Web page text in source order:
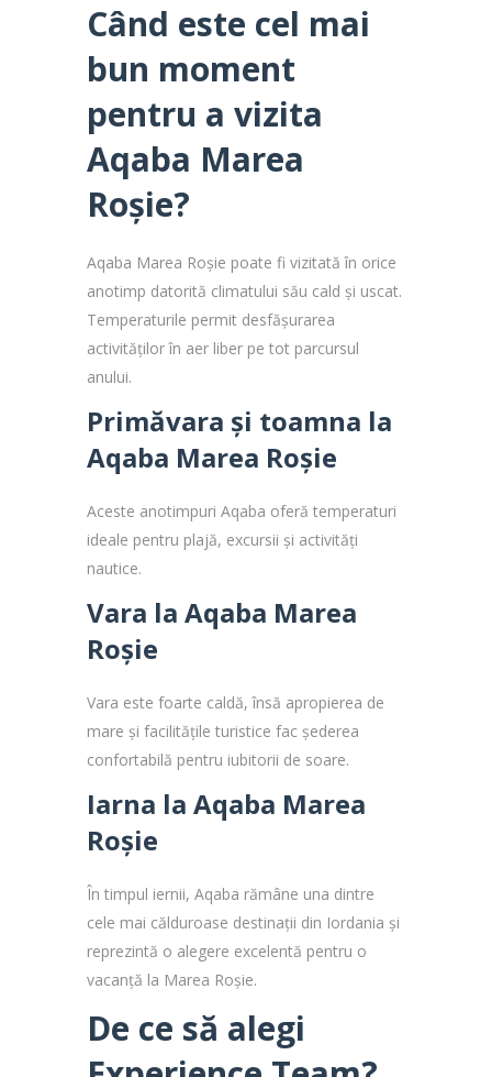
Când este cel mai
bun moment
pentru a vizita
Aqaba Marea
Roșie?
Aqaba Marea Roșie poate fi vizitată în orice
anotimp datorită climatului său cald și uscat.
Temperaturile permit desfășurarea
activităților în aer liber pe tot parcursul
anului.
Primăvara și toamna la
Aqaba Marea Roșie
Aceste anotimpuri Aqaba oferă temperaturi
ideale pentru plajă, excursii și activități
nautice.
Vara la Aqaba Marea
Roșie
Vara este foarte caldă, însă apropierea de
mare și facilitățile turistice fac șederea
confortabilă pentru iubitorii de soare.
Iarna la Aqaba Marea
Roșie
În timpul iernii, Aqaba rămâne una dintre
cele mai călduroase destinații din Iordania și
reprezintă o alegere excelentă pentru o
vacanță la Marea Roșie.
De ce să alegi